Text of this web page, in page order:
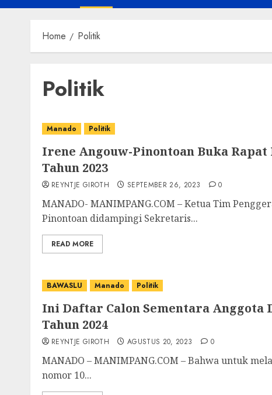
Home Politik
Politik
Manado Politik
Irene Angouw-Pinontoan Buka
Tahun 2023
REYNTJE GIROTH SEPTEMBER 26, 2023 0
MANADO- MANIMPANG.COM – Ketua Tim
Pinontoan didampingi Sekretaris...
READ MORE
BAWASLU Manado Politik
Ini Daftar Calon Sementara Anggota
Tahun 2024
REYNTJE GIROTH AGUSTUS 20, 2023 0
MANADO – MANIMPANG.COM – Bahwa untuk
nomor 10...